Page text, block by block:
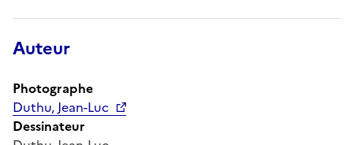
Auteur
Photographe
Duthu, Jean-Luc
Dessinateur